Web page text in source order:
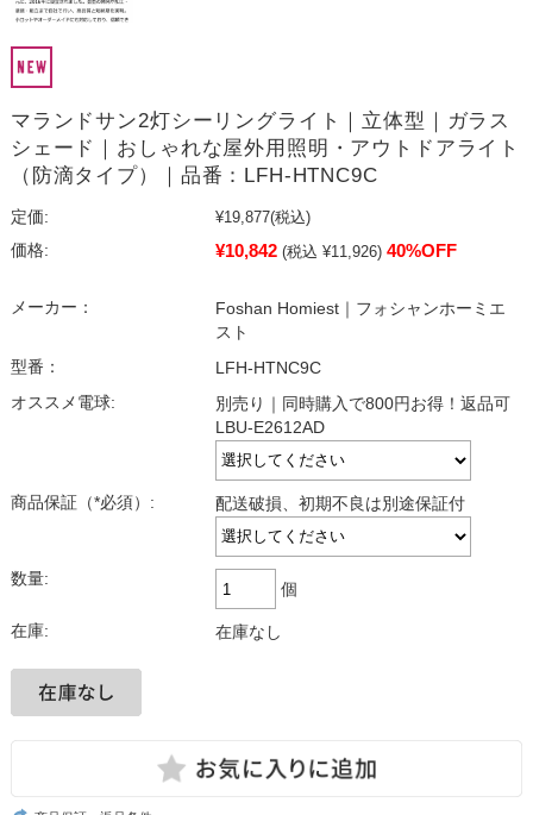
マランドサン2灯シーリングライト｜立体型｜ガラス
シェード｜おしゃれな屋外用照明・アウトドアライト
（防滴タイプ）｜品番：LFH-HTNC9C
定価: ¥19,877(税込)
価格:
¥10,842 (税込 ¥11,926) 40%OFF
メーカー：
Foshan Homiest｜フォシャンホーミエ
スト
型番：
LFH-HTNC9C
オススメ電球:
別売り｜同時購入で800円お得！返品可
LBU-E2612AD
商品保証（*必須）: 配送破損、初期不良は別途保証付
数量:
個
在庫: 在庫なし